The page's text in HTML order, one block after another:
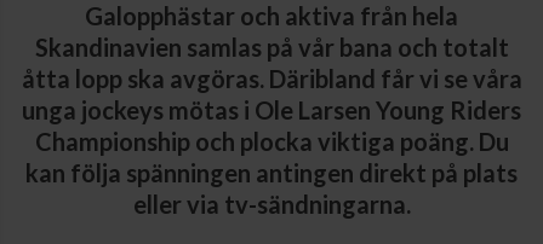
Galopphästar och aktiva från hela
Skandinavien samlas på vår bana och totalt
åtta lopp ska avgöras. Däribland får vi se våra
unga jockeys mötas i Ole Larsen Young Riders
Championship och plocka viktiga poäng. Du
kan följa spänningen antingen direkt på plats
eller via tv-sändningarna.